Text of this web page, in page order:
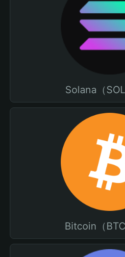
Solana（
Bitcoin（